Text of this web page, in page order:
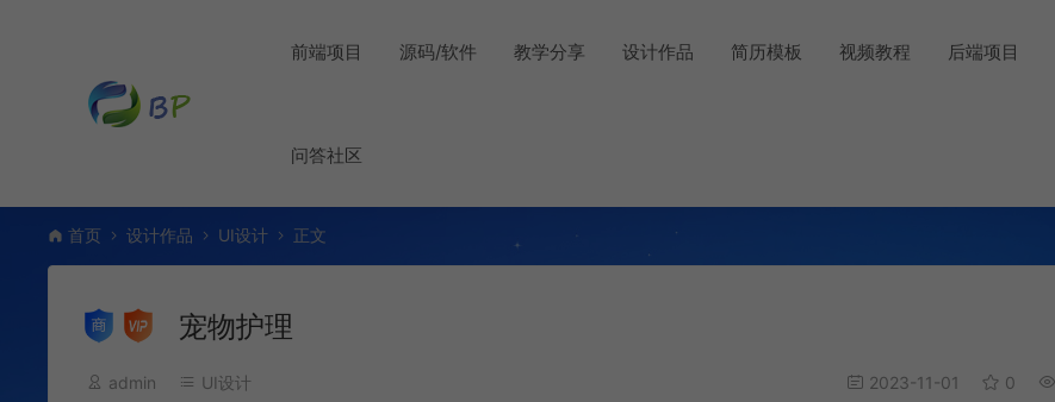
前端项目 源码/软件 教学分享 设计作品 简历模板 视频教程 后端项目
问答社区
首页 设计作品 UI设计 正文
宠物护理
admin UI设计 2023-11-01 0